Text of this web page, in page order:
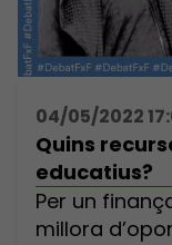
04/05/2022
Quins
educatius?
Per un
millora